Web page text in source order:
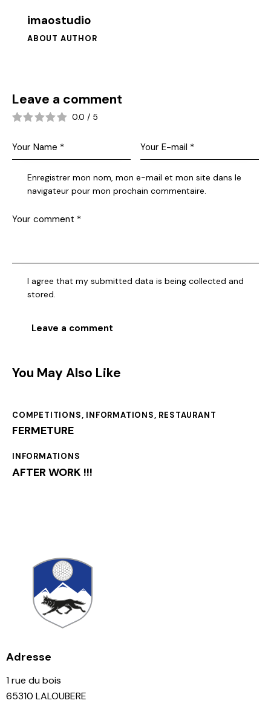
imaostudio
ABOUT AUTHOR
Leave a comment
0.0 / 5
Enregistrer mon nom, mon e-mail et mon site dans le
navigateur pour mon prochain commentaire.
I agree that my submitted data is being collected and
stored.
You May Also Like
COMPETITIONS, INFORMATIONS, RESTAURANT
FERMETURE
INFORMATIONS
AFTER WORK !!!
Adresse
1 rue du bois
65310 LALOUBERE